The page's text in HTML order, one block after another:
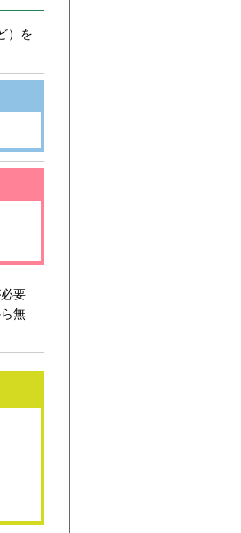
）を
要
無